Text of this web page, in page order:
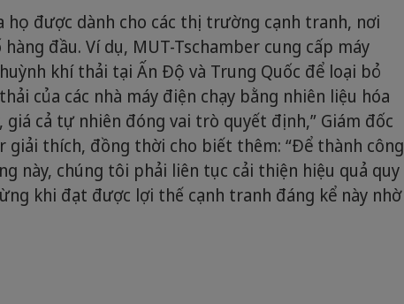
họ được dành cho các thị trường cạnh tranh, nơi
đầu. Ví dụ, MUT-Tschamber cung cấp máy
khí thải tại Ấn Độ và Trung Quốc để loại bỏ
của các nhà máy điện chạy bằng nhiên liệu hóa
cả tự nhiên đóng vai trò quyết định,” Giám đốc
giải thích, đồng thời cho biết thêm: “Để thành công
này, chúng tôi phải liên tục cải thiện hiệu quả quy
khi đạt được lợi thế cạnh tranh đáng kể này nhờ